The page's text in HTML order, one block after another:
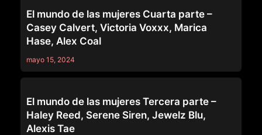
El mundo de las mujeres Cuarta parte –
Casey Calvert, Victoria Voxxx, Marica
Hase, Alex Coal
mayo 15, 2024
El mundo de las mujeres Tercera parte –
Haley Reed, Serene Siren, Jewelz Blu,
Alexis Tae